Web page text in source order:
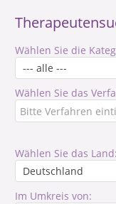
Wählen Sie die
Wählen Sie das
Wählen Sie das Land:
Im Umkreis von: